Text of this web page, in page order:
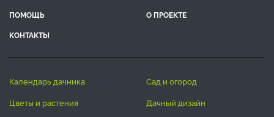
ПОМОЩЬ
О ПРОЕКТЕ
КОНТАКТЫ
календарь дачника
сад и огород
цветы и растения
дачный дизайн